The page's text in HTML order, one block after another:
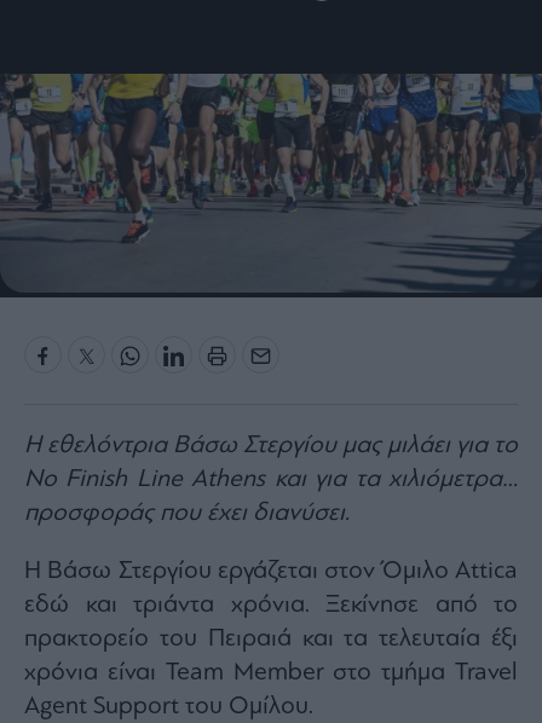
Law
Bloomberg
Financial
Times
The
Room
Story
Media
Winners
&
Επι-
θετικά
Rumors
ESG
Today
H εθελόντρια Βάσω Στεργίου μας μιλάει για το
No Finish Line Athens και για τα χιλιόμετρα…
προσφοράς που έχει διανύσει.
H Βάσω Στεργίου εργάζεται στον Όμιλο Attica
εδώ και τριάντα χρόνια. Ξεκίνησε από το
πρακτορείο του Πειραιά και τα τελευταία έξι
χρόνια είναι Team Member στο τμήμα Travel
Agent Support του Ομίλου.